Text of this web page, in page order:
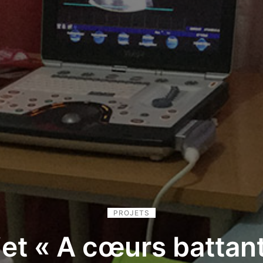
PROJETS
« A cœurs